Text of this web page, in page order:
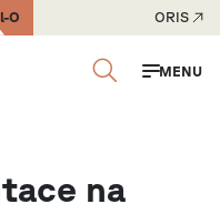
O ORIS
MENU
na